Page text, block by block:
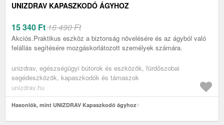
UNIZDRAV KAPASZKODÓ ÁGYHOZ
15 340 Ft16 490 Ft
Akciós.Praktikus eszköz a biztonság növelésére és az ágyból való
felállás segítésére mozgáskorlátozott személyek számára.
unizdrav, egészségügyi bútorok és eszközök, fürdőszobai
segédeszközök, kapaszkodók és támaszok
unizdrav.hu
Hasonlók, mint UNIZDRAV Kapaszkodó ágyhoz